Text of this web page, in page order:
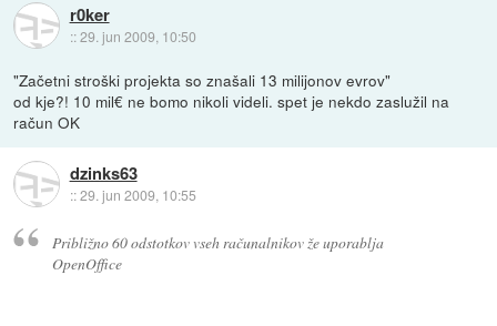
r0ker
::29. jun 2009, 10:50
"Začetni stroški projekta so znašali 13 milijonov evrov"
od kje?! 10 mil€ ne bomo nikoli videli. spet je nekdo zaslužil na
račun OK
dzinks63
::29. jun 2009, 10:55
Približno 60 odstotkov vseh računalnikov že uporablja
OpenOffice